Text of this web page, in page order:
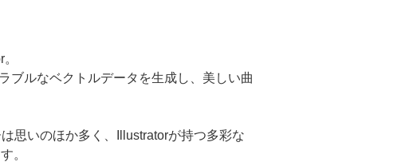
ブルなベクトルデータを生成し、美しい曲
思いのほか多く、Illustratorが持つ多彩な
。